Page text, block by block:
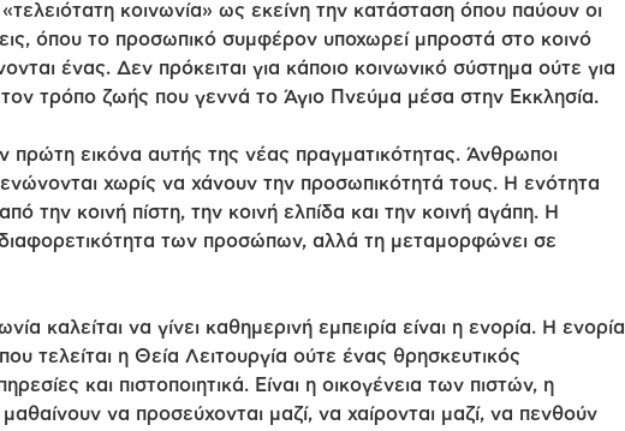
κοινωνία» ως εκείνη την κατάσταση όπου παύουν οι
όπου το προσωπικό συμφέρον υποχωρεί μπροστά στο κοινό
ένας. Δεν πρόκειται για κάποιο κοινωνικό σύστημα ούτε για
τον τρόπο ζωής που γεννά το Άγιο Πνεύμα μέσα στην Εκκλησία.
πρώτη εικόνα αυτής της νέας πραγματικότητας. Άνθρωποι
χωρίς να χάνουν την προσωπικότητά τους. Η ενότητα
την κοινή πίστη, την κοινή ελπίδα και την κοινή αγάπη. Η
διαφορετικότητα των προσώπων, αλλά τη μεταμορφώνει σε
καλείται να γίνει καθημερινή εμπειρία είναι η ενορία. Η ενορία
τελείται η Θεία Λειτουργία ούτε ένας θρησκευτικός
και πιστοποιητικά. Είναι η οικογένεια των πιστών, η
να προσεύχονται μαζί, να χαίρονται μαζί, να πενθούν